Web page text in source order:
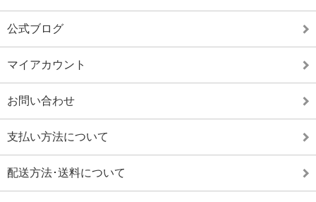
公式ブログ
マイアカウント
お問い合わせ
支払い方法について
配送方法･送料について